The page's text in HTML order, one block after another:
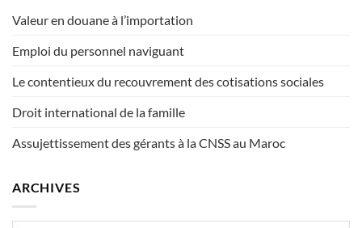
Valeur en douane à l’importation
Emploi du personnel naviguant
Le contentieux du recouvrement des cotisations sociales
Droit international de la famille
Assujettissement des gérants à la CNSS au Maroc
ARCHIVES